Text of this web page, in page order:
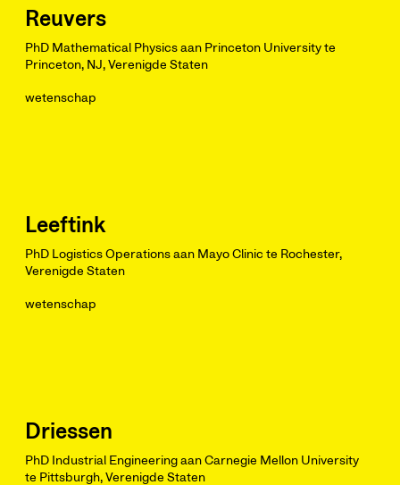
Reuvers
PhD Mathematical Physics aan Princeton University te
Princeton, NJ, Verenigde Staten
wetenschap
Leeftink
PhD Logistics Operations aan Mayo Clinic te Rochester,
Verenigde Staten
wetenschap
Driessen
PhD Industrial Engineering aan Carnegie Mellon University
te Pittsburgh, Verenigde Staten